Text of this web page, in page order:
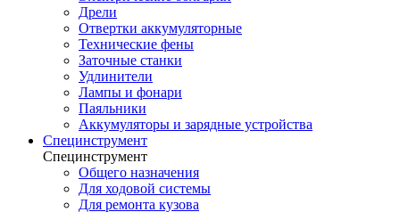
Дрели
Отвертки аккумуляторные
Технические фены
Заточные станки
Удлинители
Лампы и фонари
Паяльники
Аккумуляторы и зарядные устройства
Специнструмент
Специнструмент
Общего назначения
Для ходовой системы
Для ремонта кузова